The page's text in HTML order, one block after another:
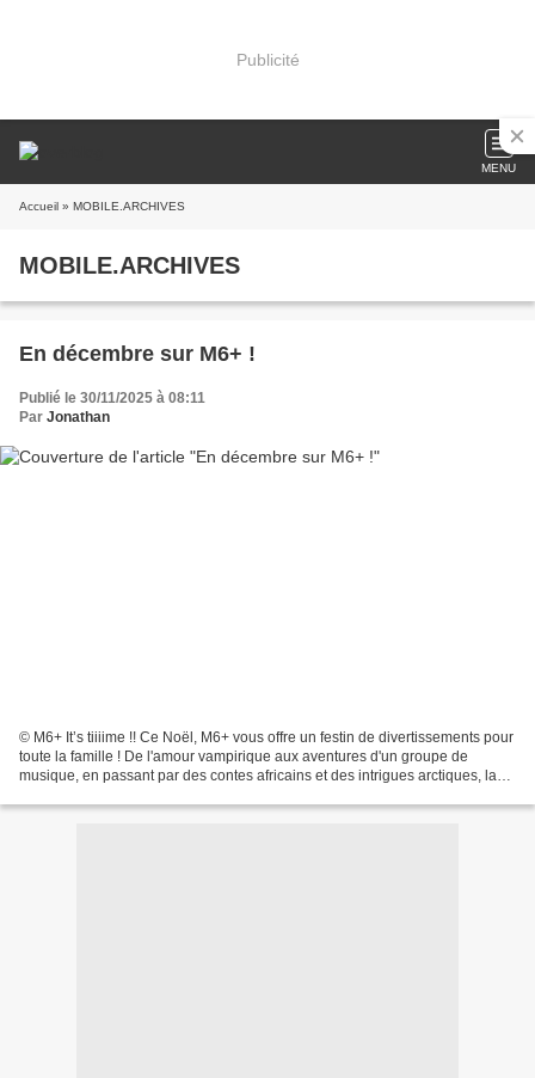
Publicité
MENU
Accueil » MOBILE.ARCHIVES
MOBILE.ARCHIVES
En décembre sur M6+ !
Publié le 30/11/2025 à 08:11
Par Jonathan
© M6+ It’s tiiiime !! Ce Noël, M6+ vous offre un festin de divertissements pour
toute la famille ! De l'amour vampirique aux aventures d'un groupe de
musique, en passant par des contes africains et des intrigues arctiques, la